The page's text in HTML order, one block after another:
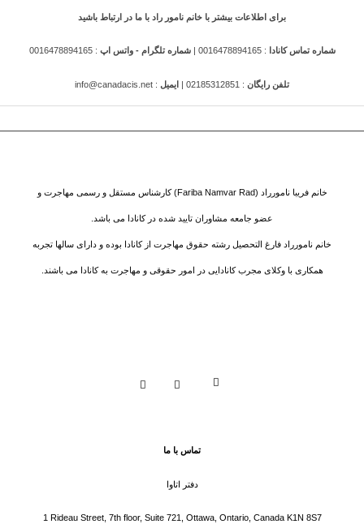
برای اطلاعات بیشتر با خانم نامور راد با ما در ارتباط باشید
شماره تماس کانادا : 0016478894165 | شماره تلگرام - واتس اپ : 0016478894165
تلفن رایگان : 02185312851 | ایمیل : info@canadacis.net
خانم فریبا نامورراد (Fariba Namvar Rad) کارشناس مستقل و رسمی مهاجرت و
عضو جامعه مشاوران تایید شده در کانادا می باشد.
خانم نامورراد فارغ التحصیل رشته حقوق مهاجرت از کانادا بوده و دارای سالها تجربه
همکاری با وکلای مجرب کانادایی در امور حقوقی و مهاجرت به کانادا می باشند.
تماس با ما
دفتر اتاوا
1 Rideau Street, 7th floor, Suite 721, Ottawa, Ontario, Canada K1N 8S7